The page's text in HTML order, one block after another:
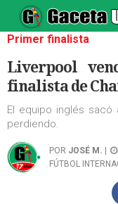
Primer finalista
Liverpool
finalista de
El equipo inglés
perdiendo.
POR JOSÉ M.
FÚTBOL